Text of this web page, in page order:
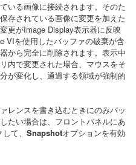
いる画像に接続されます。そのた
存されている画像に変更を加えた
更がImage Display表示器に反映
VIを使用したバッファの破棄が含
から完全に削除されます。表示中
内で変更された場合、マウスをそ
が変化し、通過する領域が強制的
レンスを書き込むときにのみバッ
たい場合は、フロントパネルにあ
て、 Snapshotオプションを有効